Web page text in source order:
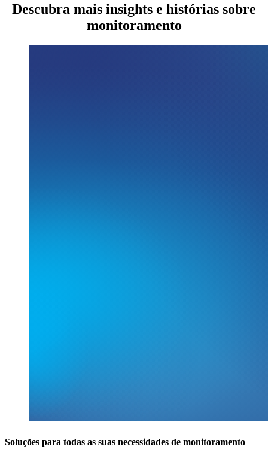
Descubra mais insights e histórias sobre
monitoramento
Soluções para todas as suas necessidades de monitoramento